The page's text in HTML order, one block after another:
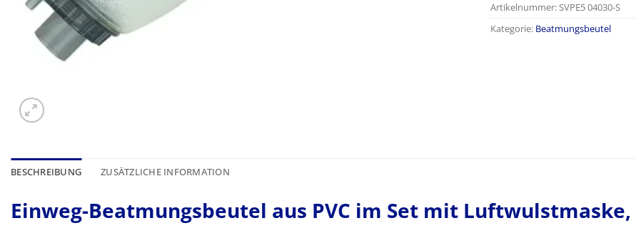
Artikelnummer:SVPE5 04030-S
Kategorie: Beatmungsbeutel
BESCHREIBUNG ZUSÄTZLICHE INFORMATION
Einweg-Beatmungsbeutel aus PVC im Set mit